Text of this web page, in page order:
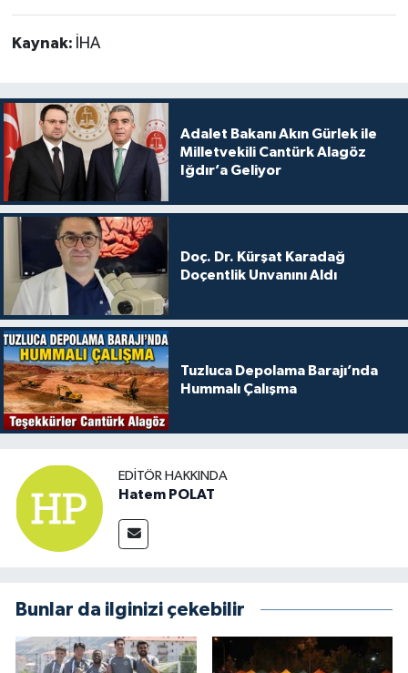
Kaynak: İHA
Adalet Bakanı Akın Gürlek ile
Milletvekili Cantürk Alagöz
Iğdır’a Geliyor
Doç. Dr. Kürşat Karadağ
Doçentlik Unvanını Aldı
Tuzluca Depolama Barajı’nda
Hummalı Çalışma
EDITÖR HAKKINDA
Hatem POLAT
Bunlar da ilginizi çekebilir